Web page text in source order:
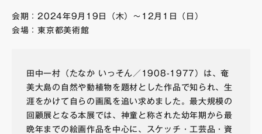
会期：2024年9月19日（木）～12月1日（日）
会場：東京都美術館
田中一村（たなか いっそん／1908-1977）は、奄
美大島の自然や動植物を題材とした作品で知られ、生
涯をかけて自らの画風を追い求めました。最大規模の
回顧展となる本展では、神童と称された幼年期から最
晩年までの絵画作品を中心に、スケッチ・工芸品・資